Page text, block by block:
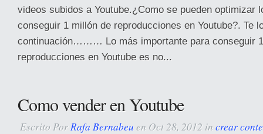
videos subidos a Youtube.¿Como se pueden optimizar
conseguir 1 millón de reproducciones en Youtube?. Te
continuación……… Lo más importante para conseguir
reproducciones en Youtube es no...
Como vender en Youtube
Escrito PorRafa Bernabeu en Oct 28, 2012 in crear